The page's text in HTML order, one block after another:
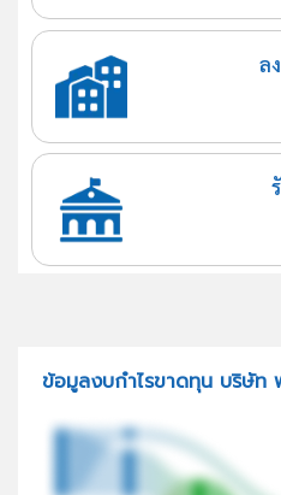
ล
ข้อมูลงบกำไรขาดทุน บริษั